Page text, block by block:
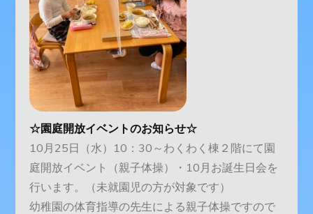
☆園庭開放イベントのお知らせ☆
10月25日（水）10：30～わくわく棟２階にて園
庭開放イベント（親子体操）・10月お誕生日会を
行います。（未就園児の方が対象です）
幼稚園の体育指導の先生による親子体操ですので